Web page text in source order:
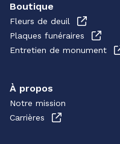
Boutique
Fleurs de deuil
Plaques funéraires
Entretien de monument
À propos
Notre mission
Carrières